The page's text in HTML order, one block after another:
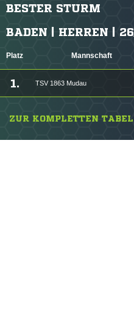
BESTER STURM
BADEN | HERREN |
Platz Mannschaft
1. TSV 1863 Mudau
ZUR KOMPLETTEN